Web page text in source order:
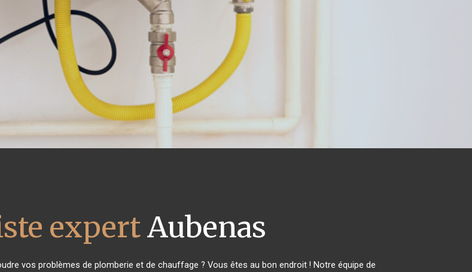
expertAubenas
vos problèmes de plomberie et de chauffage ? Vous êtes au bon endroit ! Notre équipe de